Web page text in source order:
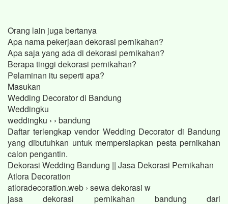
Orang lain juga bertanya
Apa nama pekerjaan dekorasi pernikahan?
Apa saja yang ada di dekorasi pernikahan?
Berapa tinggi dekorasi pernikahan?
Pelaminan itu seperti apa?
Masukan
Wedding Decorator di Bandung
Weddingku
weddingku › › bandung
Daftar terlengkap vendor Wedding Decorator di Bandung
yang dibutuhkan untuk mempersiapkan pesta pernikahan
calon pengantin.
Dekorasi Wedding Bandung || Jasa Dekorasi Pernikahan
Atlora Decoration
atloradecoration.web › sewa dekorasi w
jasa dekorasi pernikahan bandung dari